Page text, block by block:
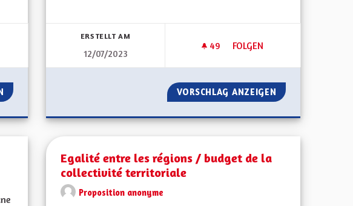
DE LA DÉMOCRATIE LOCALE
DÉVELOPPEMENT DE LA DÉMOCRATIE LOCALE
ERSTELLT AM
12/07/2023
49 49 FOLLOWER
FOLGEN
SORTIE DU GRAND-EST SANS
VORSCHLAG ANZEIGEN SORTIE DU
Egalité entre les régions / budget de la
collectivité territoriale
Proposition anonyme